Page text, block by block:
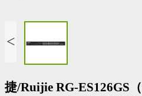
<
捷/Ruijie RG-ES126GS